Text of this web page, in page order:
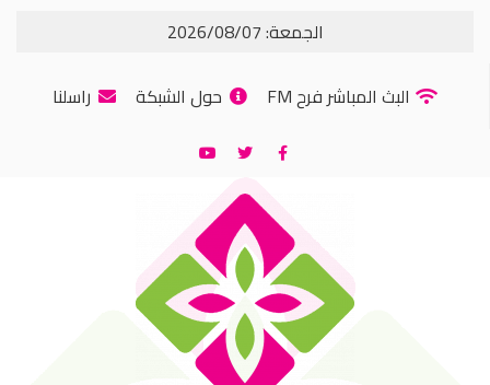
الجمعة: 2026/08/07
البث المباشر فرح FM
حول الشبكة راسلنا